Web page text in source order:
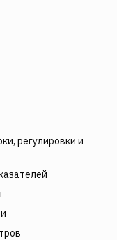
регулировки и